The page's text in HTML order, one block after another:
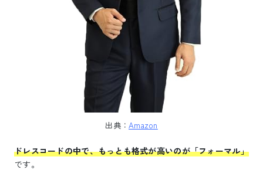
出典：Amazon
ドレスコードの中で、もっとも格式が高いのが「フォーマル」
です。